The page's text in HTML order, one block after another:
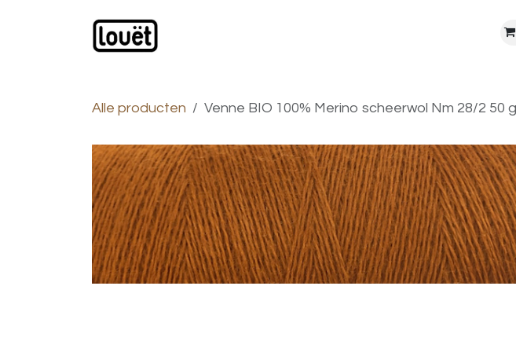
Alle producten Venne BIO 100% Merino scheerwol Nm 28/2 50